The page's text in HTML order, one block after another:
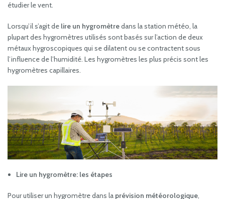
étudier le vent.
Lorsqu’il s’agit de lire un hygromètredans la station météo, la
plupart des hygromètres utilisés sont basés sur l’action de deux
métaux hygroscopiques qui se dilatent ou se contractent sous
l’influence de l’humidité. Les hygromètres les plus précis sont les
hygromètres capillaires.
Lire un hygromètre: les étapes
Pour utiliser un hygromètre dans la prévision météorologique,